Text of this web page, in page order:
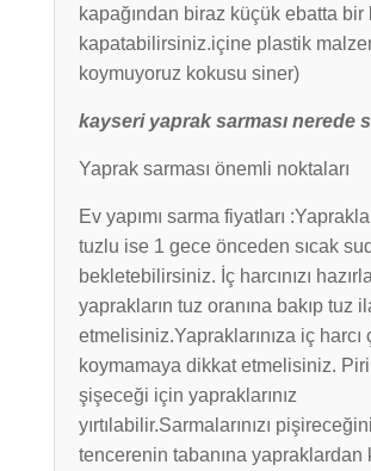
kapağından biraz küçük ebatta bir
kapatabilirsiniz.içine plastik
koymuyoruz kokusu siner)
kayseri yaprak sarması nerede
Yaprak sarması önemli noktaları
Ev yapımı sarma fiyatları
tuzlu ise 1 gece önceden sıcak
bekletebilirsiniz. İç harcınızı
yaprakların tuz oranına bakıp tuz
etmelisiniz.Yapraklarınıza iç harcı
koymamaya dikkat etmelisiniz.
şişeceği için yapraklarınız
yırtılabilir.Sarmalarınızı
tencerenin tabanına yapraklardan